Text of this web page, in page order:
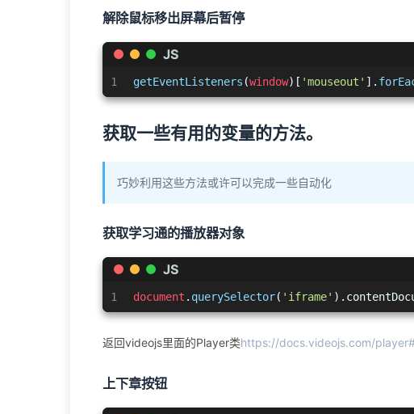
解除鼠标移出屏幕后暂停
JS
1 getEventListeners (window)[ 'mouseout' ].
获取一些有用的变量的方法。
巧妙利用这些方法或许可以完成一些自动化
获取学习通的播放器对象
JS
1 document . querySelector( 'iframe' ).
返回videojs里面的Player类https://docs.videojs.com/
上下章按钮